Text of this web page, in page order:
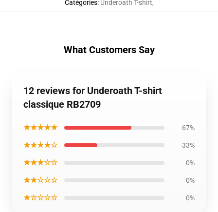
Catégories: Underoath T-shirt,
What Customers Say
12 reviews for Underoath T-shirt
classique RB2709
★★★★★ 67%
★★★★☆ 33%
★★★☆☆ 0%
★★☆☆☆ 0%
★☆☆☆☆ 0%